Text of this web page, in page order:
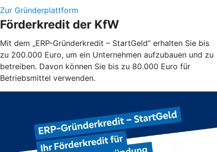
Zur Gründerplattform
Förderkredit der KfW
Mit dem „ERP-Gründerkredit – StartGeld“ erhalten Sie bis
zu 200.000 Euro, um ein Unternehmen aufzubauen und zu
betreiben. Davon können Sie bis zu 80.000 Euro für
Betriebsmittel verwenden.